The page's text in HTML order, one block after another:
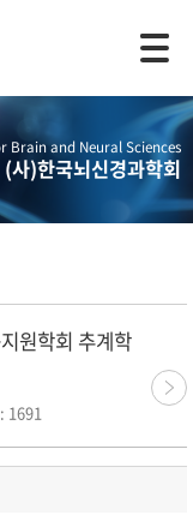
Brain and Neural Sciences
(사)한국뇌신경과학회
원학회 추계학
1691